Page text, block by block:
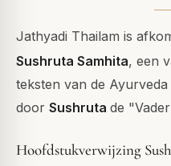
Jathyadi Thailam is
Sushruta Samhita, een
teksten van de
door Sushruta de
Hoofdstukverwijzing